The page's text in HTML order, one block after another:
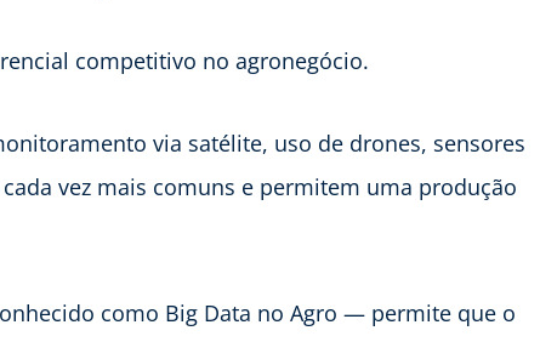
competitivo no agronegócio.
via satélite, uso de drones, sensores
vez mais comuns e permitem uma produção
como Big Data no Agro — permite que o